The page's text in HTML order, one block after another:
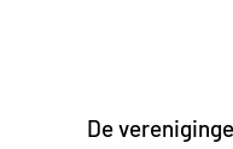
De